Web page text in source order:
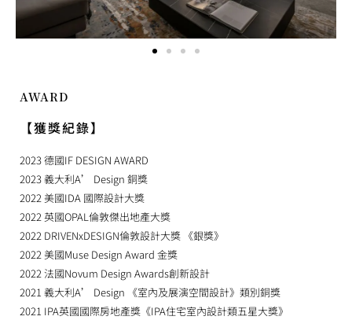
AWARD
【獲獎紀錄】
2023 德國IF DESIGN AWARD
2023 義大利A’ Design 銅獎
2022 美國IDA 國際設計大獎
2022 英國OPAL倫敦傑出地產大獎
2022 DRIVENxDESIGN倫敦設計大獎 《銀獎》
2022 美國Muse Design Award 金獎
2022 法國Novum Design Awards創新設計
2021 義大利A’ Design 《室內及展演空間設計》類別銅獎
2021 IPA英國國際房地產獎《IPA住宅室內設計類五星大獎》